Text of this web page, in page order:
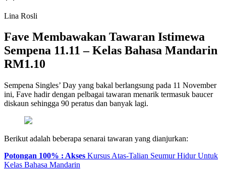
Lina Rosli
Fave Membawakan Tawaran Istimewa
Sempena 11.11 – Kelas Bahasa Mandarin
RM1.10
Sempena Singles’ Day yang bakal berlangsung pada 11 November
ini, Fave hadir dengan pelbagai tawaran menarik termasuk baucer
diskaun sehingga 90 peratus dan banyak lagi.
Berikut adalah beberapa senarai tawaran yang dianjurkan:
Potongan 100% : Akses Kursus Atas-Talian Seumur Hidur Untuk
Kelas Bahasa Mandarin